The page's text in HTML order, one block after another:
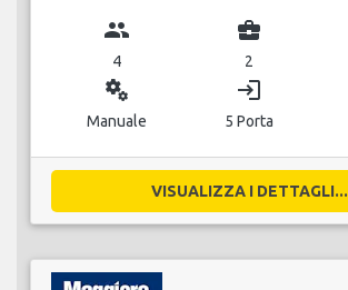
group
4
business_center
2
miscellaneous_services
Manuale
login
5 Porta
VISUALIZZA I DETTAGLI...